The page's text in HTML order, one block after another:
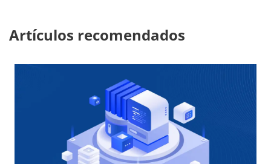
Artículos recomendados